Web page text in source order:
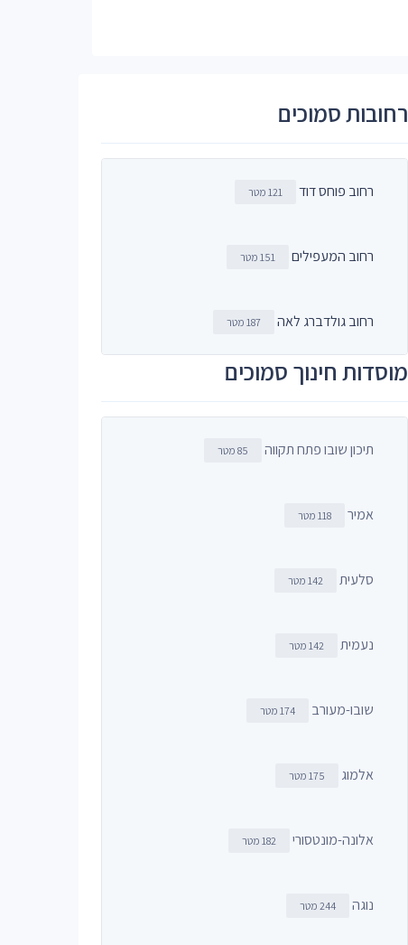
רחובות סמוכים
רחוב פוחס דוד 121 מטר
רחוב המעפילים 151 מטר
רחוב גולדברג לאה 187 מטר
מוסדות חינוך סמוכים
תיכון שובו פתח תקווה 85 מטר
אמיר 118 מטר
סלעית 142 מטר
נעמית 142 מטר
שובו-מעורב 174 מטר
אלמוג 175 מטר
אלונה-מונטסורי 182 מטר
נוגה 244 מטר